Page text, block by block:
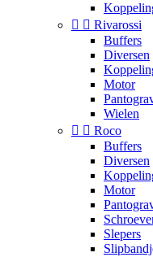
  Rivarossi
Buffers
Diversen
Motor
Wielen
  Roco
Buffers
Diversen
Motor
Slepers